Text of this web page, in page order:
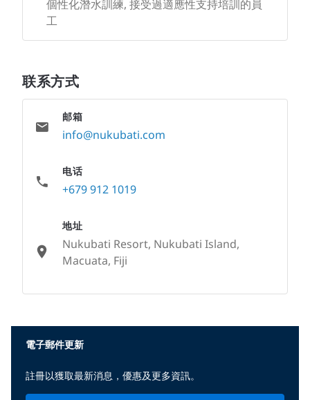
個性化潛水訓練, 接受過適應性支持培訓的員
工
联系方式
邮箱
info@nukubati.com
电话
+679 912 1019
地址
Nukubati Resort, Nukubati Island,
Macuata, Fiji
電子郵件更新
註冊以獲取最新消息，優惠及更多資訊。